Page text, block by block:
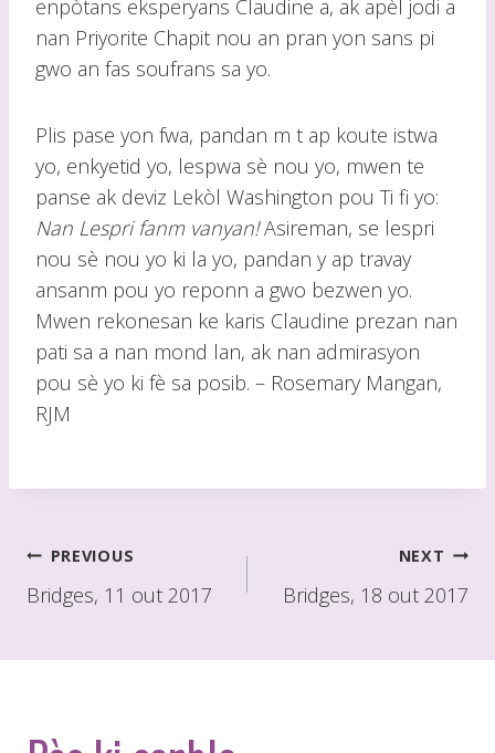
enpòtans eksperyans Claudine a, ak apèl jodi a
nan Priyorite Chapit nou an pran yon sans pi
gwo an fas soufrans sa yo.
Plis pase yon fwa, pandan m t ap koute istwa
yo, enkyetid yo, lespwa sè nou yo, mwen te
panse ak deviz Lekòl Washington pou Ti fi yo:
Nan Lespri fanm vanyan!Asireman, se lespri
nou sè nou yo ki la yo, pandan y ap travay
ansanm pou yo reponn a gwo bezwen yo.
Mwen rekonesan ke karis Claudine prezan nan
pati sa a nan mond lan, ak nan admirasyon
pou sè yo ki fè sa posib. – Rosemary Mangan,
RJM
Poste
navigasyon
PREVIOUS
Bridges, 11 out 2017
NEXT
Bridges, 18 out 2017